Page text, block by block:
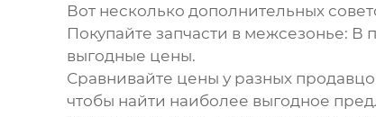
Вот несколько дополнительных
Покупайте запчасти в межсезонье: В
выгодные цены.
Сравнивайте цены у разных
чтобы найти наиболее выгодное